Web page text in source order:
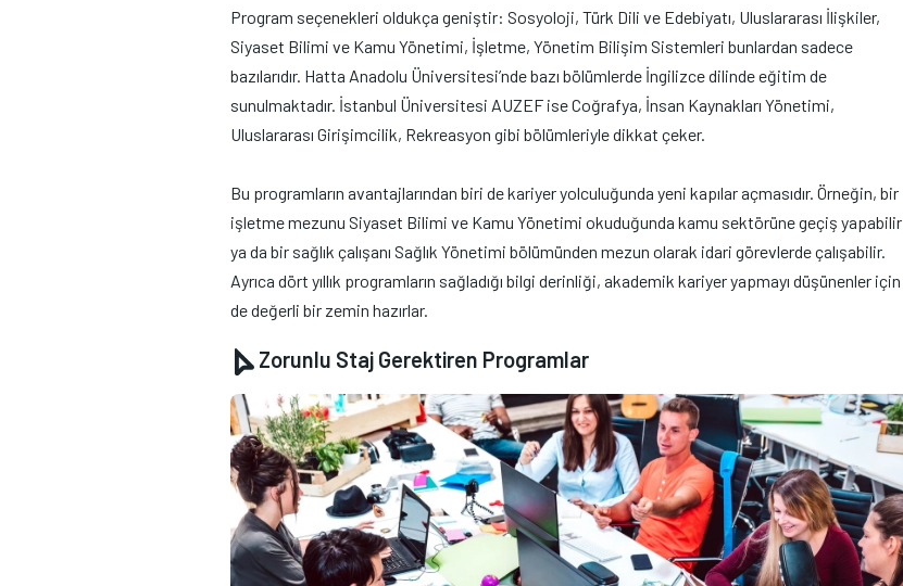
Program seçenekleri oldukça geniştir: Sosyoloji, Türk Dili ve Edebiyatı, Uluslararası İlişkiler,
Siyaset Bilimi ve Kamu Yönetimi, İşletme, Yönetim Bilişim Sistemleri bunlardan sadece
bazılarıdır. Hatta Anadolu Üniversitesi’nde bazı bölümlerde İngilizce dilinde eğitim de
sunulmaktadır. İstanbul Üniversitesi AUZEF ise Coğrafya, İnsan Kaynakları Yönetimi,
Uluslararası Girişimcilik, Rekreasyon gibi bölümleriyle dikkat çeker.
Bu programların avantajlarından biri de kariyer yolculuğunda yeni kapılar açmasıdır. Örneğin, bir
işletme mezunu Siyaset Bilimi ve Kamu Yönetimi okuduğunda kamu sektörüne geçiş yapabilir
ya da bir sağlık çalışanı Sağlık Yönetimi bölümünden mezun olarak idari görevlerde çalışabilir.
Ayrıca dört yıllık programların sağladığı bilgi derinliği, akademik kariyer yapmayı düşünenler için
de değerli bir zemin hazırlar.
Zorunlu Staj Gerektiren Programlar